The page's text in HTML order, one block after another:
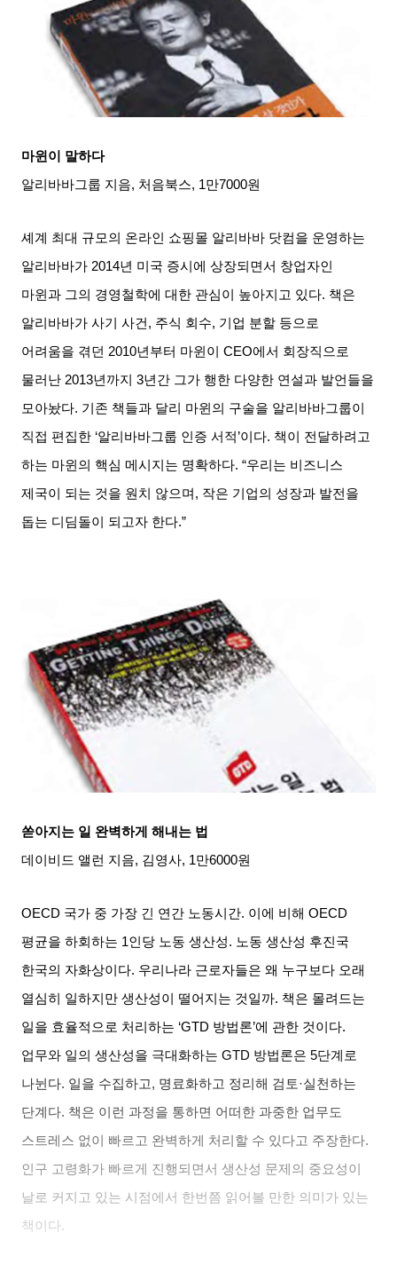
마윈이 말하다
알리바바그룹 지음, 처음북스, 1만7000원
셰계 최대 규모의 온라인 쇼핑몰 알리바바 닷컴을 운영하는
알리바바가 2014년 미국 증시에 상장되면서 창업자인
마윈과 그의 경영철학에 대한 관심이 높아지고 있다. 책은
알리바바가 사기 사건 , 주식 회수, 기업 분할 등으로
어려움을 겪던 2010년부터 마윈이 CEO에서 회장직으로
물러난 2013년까지 3년간 그가 행한 다양한 연설과 발언들을
모아놨다. 기존 책들과 달리 마윈의 구술을 알리바바그룹이
직접 편집한 ‘알리바바그룹 인증 서적’이다. 책이 전달하려고
하는 마윈의 핵심 메시지는 명확하다. “우리는 비즈니스
제국이 되는 것을 원치 않으며 , 작은 기업의 성장과 발전을
돕는 디딤돌이 되고자 한다.”
쏟아지는 일 완벽하게 해내는 법
데이비드 앨런 지음, 김영사, 1만6000원
OECD 국가 중 가장 긴 연간 노동시간. 이에 비해 OECD
평균을 하회하는 1인당 노동 생산성. 노동 생산성 후진국
한국의 자화상이다. 우리나라 근로자들은 왜 누구보다 오래
열심히 일하지만 생산성이 떨어지는 것일까. 책은 몰려드는
일을 효율적으로 처리하는 ‘GTD 방법론’에 관한 것이다.
업무와 일의 생산성을 극대화하는 GTD 방법론은 5단계로
나뉜다. 일을 수집하고, 명료화하고 정리해 검토·실천하는
단계다. 책은 이런 과정을 통하면 어떠한 과중한 업무도
스트레스 없이 빠르고 완벽하게 처리할 수 있다고 주장한다.
인구 고령화가 빠르게 진행되면서 생산성 문제의 중요성이
날로 커지고 있는 시점에서 한번쯤 읽어볼 만한 의미가 있는
책이다.